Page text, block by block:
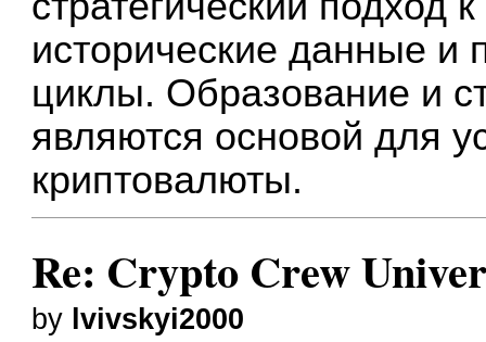
исторические данные
циклы. Образование и
являются основой для
криптовалюты.
Re: Crypto Crew
by lvivskyi2000